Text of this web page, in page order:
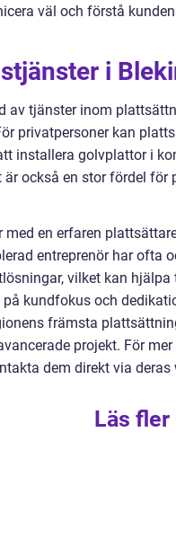
väl och förstå
i
av tjänster inom
privatpersoner kan
installera golvplattor i
är också en stor fördel
med en erfaren
entreprenör har ofta
vilket kan
kundfokus och
främsta
projekt. För
dem direkt via deras
Läs fler